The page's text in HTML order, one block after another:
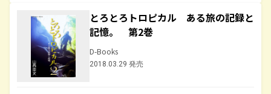
とろとろトロピカル ある旅の記録と
記憶。 第2巻
D-Books
2018.03.29 発売